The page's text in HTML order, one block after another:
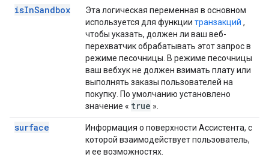
isInSandbox
Эта логическая переменная в основном
используется для функции транзакций ,
чтобы указать, должен ли ваш веб-
перехватчик обрабатывать этот запрос в
режиме песочницы. В режиме песочницы
ваш вебхук не должен взимать плату или
выполнять заказы пользователей на
покупку. По умолчанию установлено
значение « true ».
surface
Информация о поверхности Ассистента, с
которой взаимодействует пользователь,
и ее возможностях.